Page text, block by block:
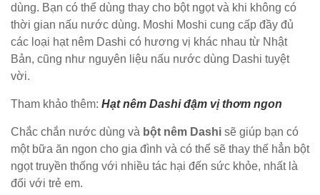
dùng. Bạn có thể dùng thay cho bột ngọt và khi không có
thời gian nấu nước dùng. Moshi Moshi cung cấp đầy đủ
các loại hạt nêm Dashi có hương vị khác nhau từ Nhật
Bản, cũng như nguyên liệu nấu nước dùng Dashi tuyệt
vời.
Tham khảo thêm: Hạt nêm Dashi đậm vị thơm ngon
Chắc chắn nước dùng và bột nêm Dashi sẽ giúp bạn có
một bữa ăn ngon cho gia đình và có thể sẽ thay thế hẳn bột
ngọt truyền thống với nhiều tác hại đến sức khỏe, nhất là
đối với trẻ em.